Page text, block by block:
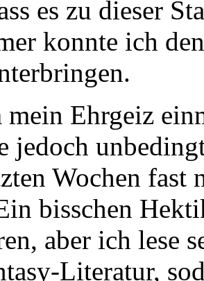
es zu dieser
konnte ich
mein Ehrgeiz
jedoch
Wochen fast
bisschen
aber ich lese
Literatur,